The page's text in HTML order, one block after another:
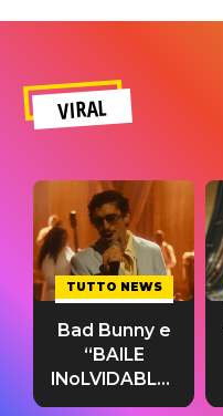
VIRAL
TUTTO NEWS
Bad Bunny e
“BAILE
INoLVIDABLE”:
testo,